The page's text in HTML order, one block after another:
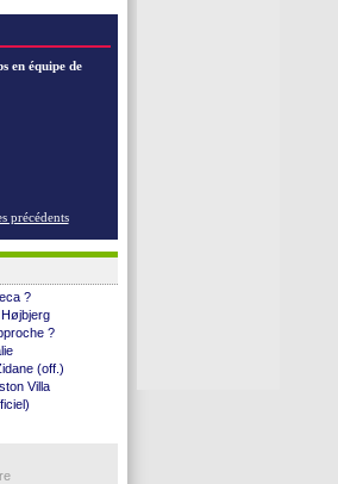
en équipe de
précédents
?
?
(off.)
Villa
Rodri ?